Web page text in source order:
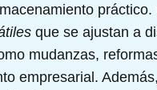
práctico.
que se ajustan a
mudanzas,
empresarial.